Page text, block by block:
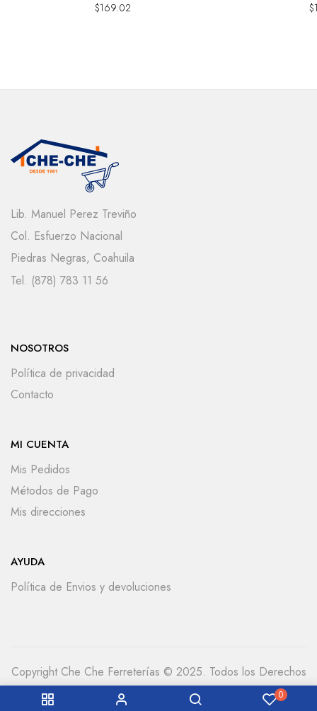
0
$169.02 $
Lib. Manuel Perez Treviño
Col. Esfuerzo Nacional
Piedras Negras, Coahuila
Tel. (878) 783 11 56
NOSOTROS
Política de privacidad
Contacto
MI CUENTA
Mis Pedidos
Métodos de Pago
Mis direcciones
AYUDA
Política de Envios y devoluciones
Copyright Che Che Ferreterías © 2025. Todos los Derechos
Reservados